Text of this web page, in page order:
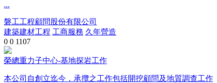
...
磐工工程顧問股份有限公司
建築建材工程 工商服務 久年營造
0 0 1107
榮總重力子中心-基地探岩工作
本公司自創立迄今，承攬之工作包括開挖顧問及地質調查工作